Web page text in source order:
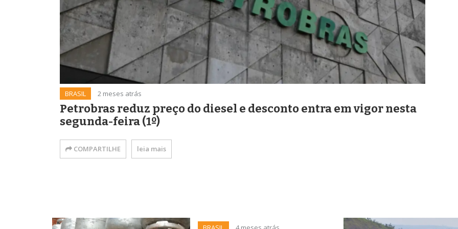
BRASIL 2 meses atrás
Petrobras reduz preço do diesel e desconto entra em vigor nesta
segunda-feira (1º)
COMPARTILHE leia mais